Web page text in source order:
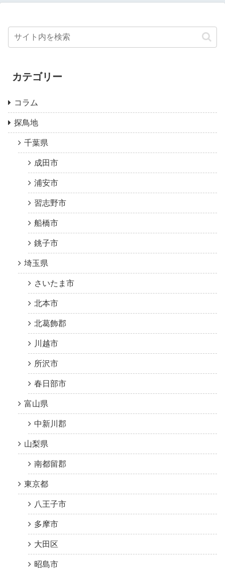
カテゴリー
コラム
探鳥地
千葉県
成田市
浦安市
習志野市
船橋市
銚子市
埼玉県
さいたま市
北本市
北葛飾郡
川越市
所沢市
春日部市
富山県
中新川郡
山梨県
南都留郡
東京都
八王子市
多摩市
大田区
昭島市